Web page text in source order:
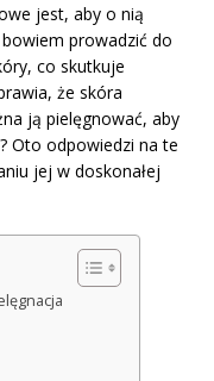
jest, aby o nią
prowadzić do
co skutkuje
że skóra
ją pielęgnować, aby
Oto odpowiedzi na te
jej w doskonałej